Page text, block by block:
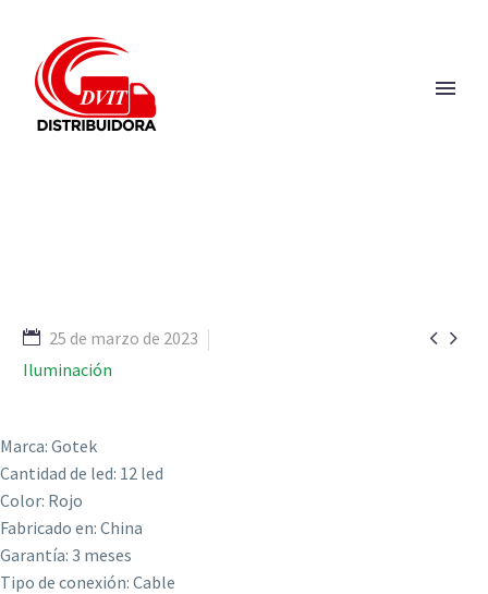
 
25 de marzo de 2023
Iluminación
Marca: Gotek
Cantidad de led: 12 led
Color: Rojo
Fabricado en: China
Garantía: 3 meses
Tipo de conexión: Cable